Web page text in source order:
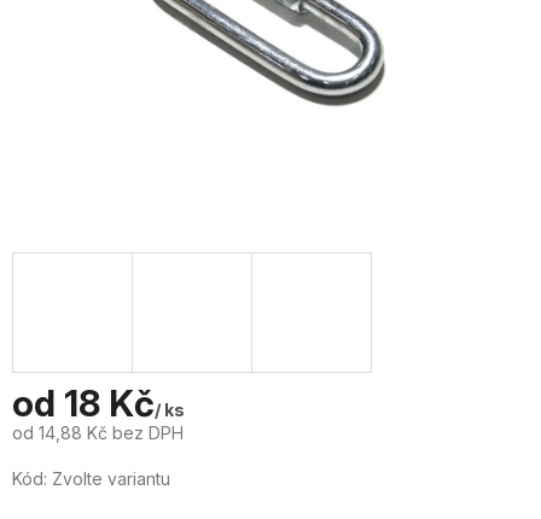
od 18 Kč/ ks
od 14,88 Kč bez DPH
cena:
Kód: Zvolte variantu